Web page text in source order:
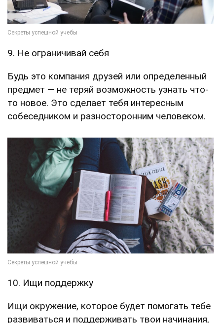
9. Не ограничивай себя
Будь это компания друзей или определенный
предмет — не теряй возможность узнать что-
то новое. Это сделает тебя интересным
собеседником и разносторонним человеком.
10. Ищи поддержку
Ищи окружение, которое будет помогать тебе
развиваться и поддерживать твои начинания,